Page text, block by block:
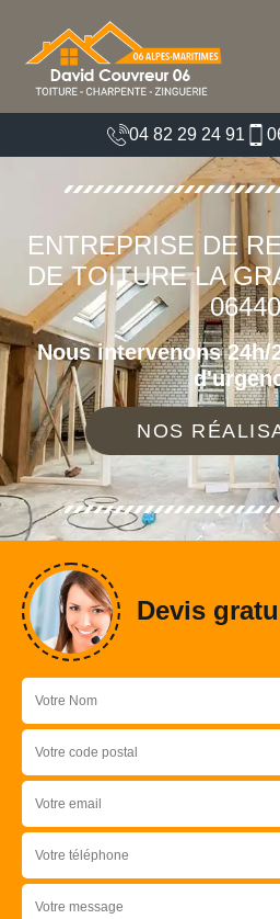
04 82 29 24 91
ENTREPRISE DE
DE TOITURE LA
06440
Nous intervenons 24h/
NOS
Devis